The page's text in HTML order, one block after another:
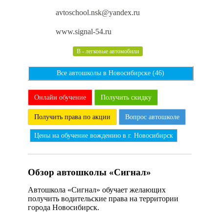
avtoschool.nsk@yandex.ru
www.signal-54.ru
B - легковые автомобили
Все автошколы в Новосибирске (46)
Онлайн обучение Получить скидку
Получить права по акции Вопрос автошколе
Цены на обучение вождению в г. Новосибирск
Обзор автошколы «Сигнал»
Автошкола «Сигнал» обучает желающих
получить водительские права на территории
города Новосибирск.